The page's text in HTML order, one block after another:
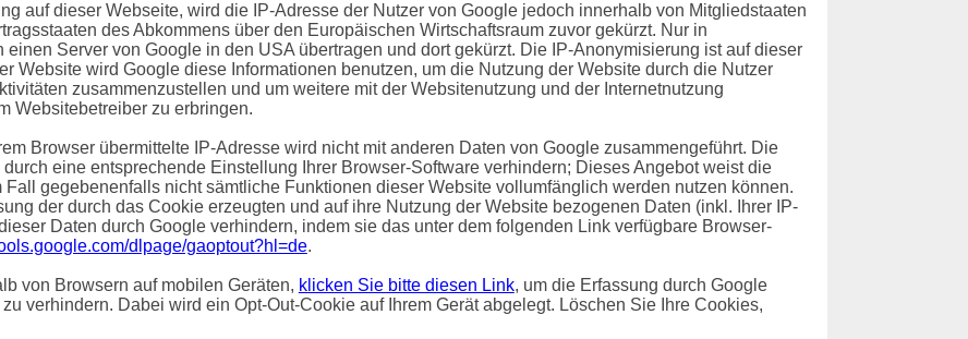
auf dieser Webseite, wird die IP-Adresse der Nutzer von Google jedoch innerhalb von Mitgliedstaaten
des Abkommens über den Europäischen Wirtschaftsraum zuvor gekürzt. Nur in
Server von Google in den USA übertragen und dort gekürzt. Die IP-Anonymisierung ist auf dieser
Website wird Google diese Informationen benutzen, um die Nutzung der Website durch die Nutzer
zusammenzustellen und um weitere mit der Websitenutzung und der Internetnutzung
Websitebetreiber zu erbringen.
Browser übermittelte IP-Adresse wird nicht mit anderen Daten von Google zusammengeführt. Die
eine entsprechende Einstellung Ihrer Browser-Software verhindern; Dieses Angebot weist die
gegebenenfalls nicht sämtliche Funktionen dieser Website vollumfänglich werden nutzen können.
der durch das Cookie erzeugten und auf ihre Nutzung der Website bezogenen Daten (inkl. Ihrer IP-
Daten durch Google verhindern, indem sie das unter dem folgenden Link verfügbare Browser-
dlpage/gaoptout?hl=de.
von Browsern auf mobilen Geräten, klicken Sie bitte diesen Link, um die Erfassung durch Google
verhindern. Dabei wird ein Opt-Out-Cookie auf Ihrem Gerät abgelegt. Löschen Sie Ihre Cookies,